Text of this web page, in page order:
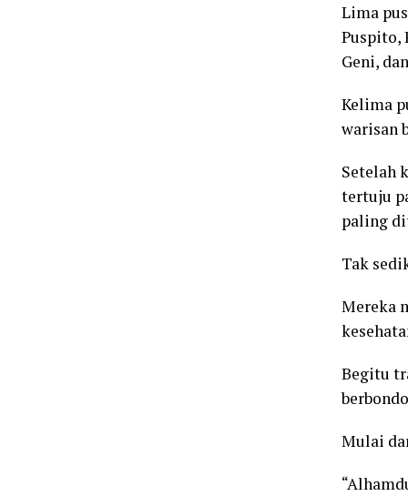
Lima
Puspito,
Geni,
Kelima
warisan
Setelah
tertuju
paling
Tak
Mereka
Begitu
Mulai